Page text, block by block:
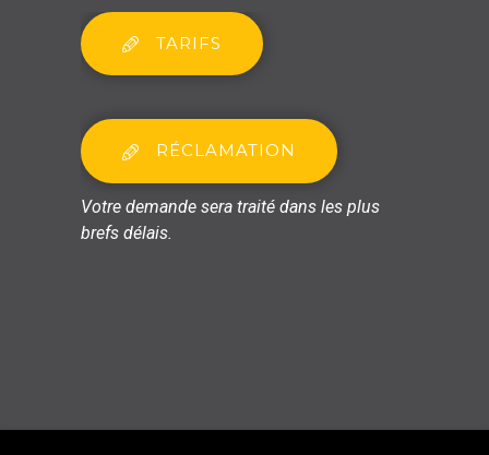
TARIFS
RÉCLAMATION
Votre demande sera traité dans les plus
brefs délais.